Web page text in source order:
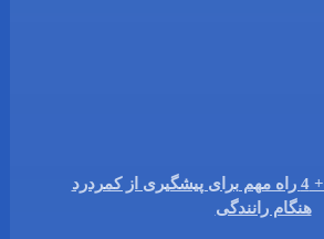
کمردرد در رانندگی + 4 راه مهم برای پیشگیری از کمردرد
هنگام رانندگی